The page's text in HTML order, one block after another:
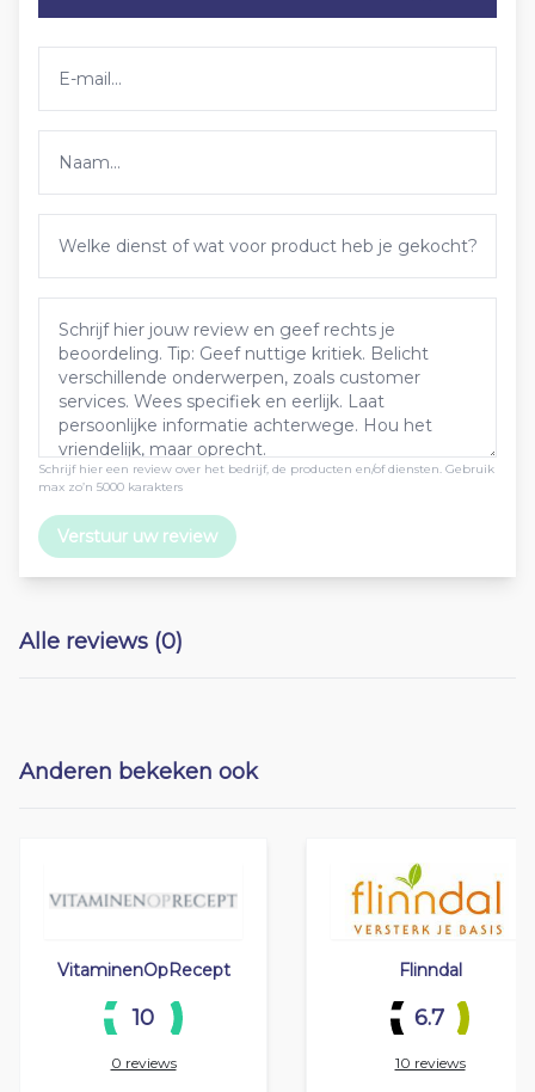
Schrijf hier een review over het bedrijf, de producten en/of diensten. Gebruik
max zo’n 5000 karakters
Verstuur uw review
Alle reviews (0)
Anderen bekeken ook
VitaminenOpRecept
10
0 reviews
Flinndal
6.7
10 reviews